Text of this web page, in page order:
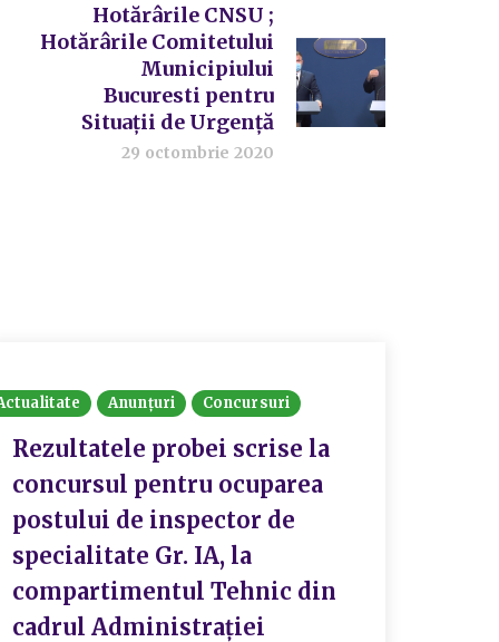
Hotărârile CNSU ;
Hotărârile Comitetului
Municipiului
Bucuresti pentru
Situații de Urgență
29 octombrie 2020
Anunțuri Concursuri
Rezultatele probei scrise la
concursul pentru ocuparea
postului de inspector de
specialitate Gr. IA, la
compartimentul Tehnic din
cadrul Administrației